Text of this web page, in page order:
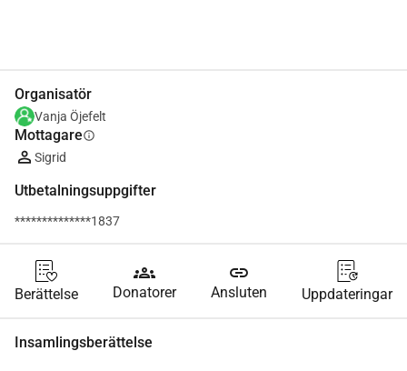
Organisatör
Vanja Öjefelt
Mottagareinfo
Sigrid
Utbetalningsuppgifter
**************1837
Berättelse
groups
Donatorer
link
Ansluten Uppdateringar
Insamlingsberättelse